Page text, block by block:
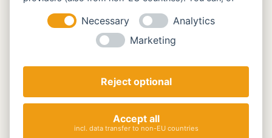
Telefon
E-Mail
kontakt@pwg-mertingen.de
Necessary
Analytics
Marketing
Reject optional
Accept all
incl. data transfer to non-EU countries